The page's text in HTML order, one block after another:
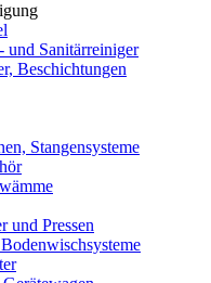
und Sanitärreiniger
Beschichtungen
Stangensysteme
und Pressen